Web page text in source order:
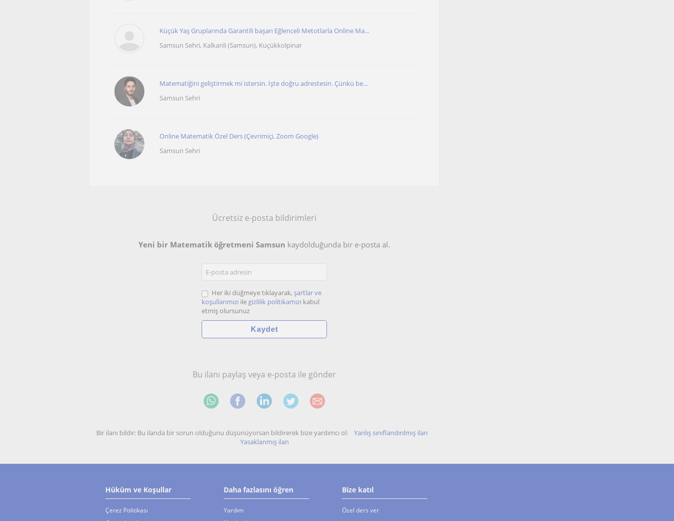
Küçük Yaş Gruplarında Garantili başarı Eğlenceli Metotlarla Online Ma...
Samsun Sehri, Kalkanli (Samsun), Küçükkolpinar
Matematiğini geliştirmek mi istersin. İşte doğru adrestesin. Çünkü be...
Samsun Sehri
Online Matematik Özel Ders (Çevrimiçi, Zoom Google)
Samsun Sehri
Ücretsiz e-posta bildirimleri
Yeni bir Matematik öğretmeni Samsun kaydolduğunda bir e-posta al.
Her iki düğmeye tıklayarak, şartlar ve
koşullarımızı ile gizlilik politikamızı kabul
etmiş olursunuz
Bu ilanı paylaş veya e-posta ile gönder
Bir ilanı bildir: Bu ilanda bir sorun olduğunu düşünüyorsan bildirerek bize yardımcı ol: Yanlış sınıflandırılmış ilan
Yasaklanmış ilan
Hüküm ve Koşullar
Çerez Politikası
Daha fazlasını öğren
Yardım
Bize katıl
Özel ders ver